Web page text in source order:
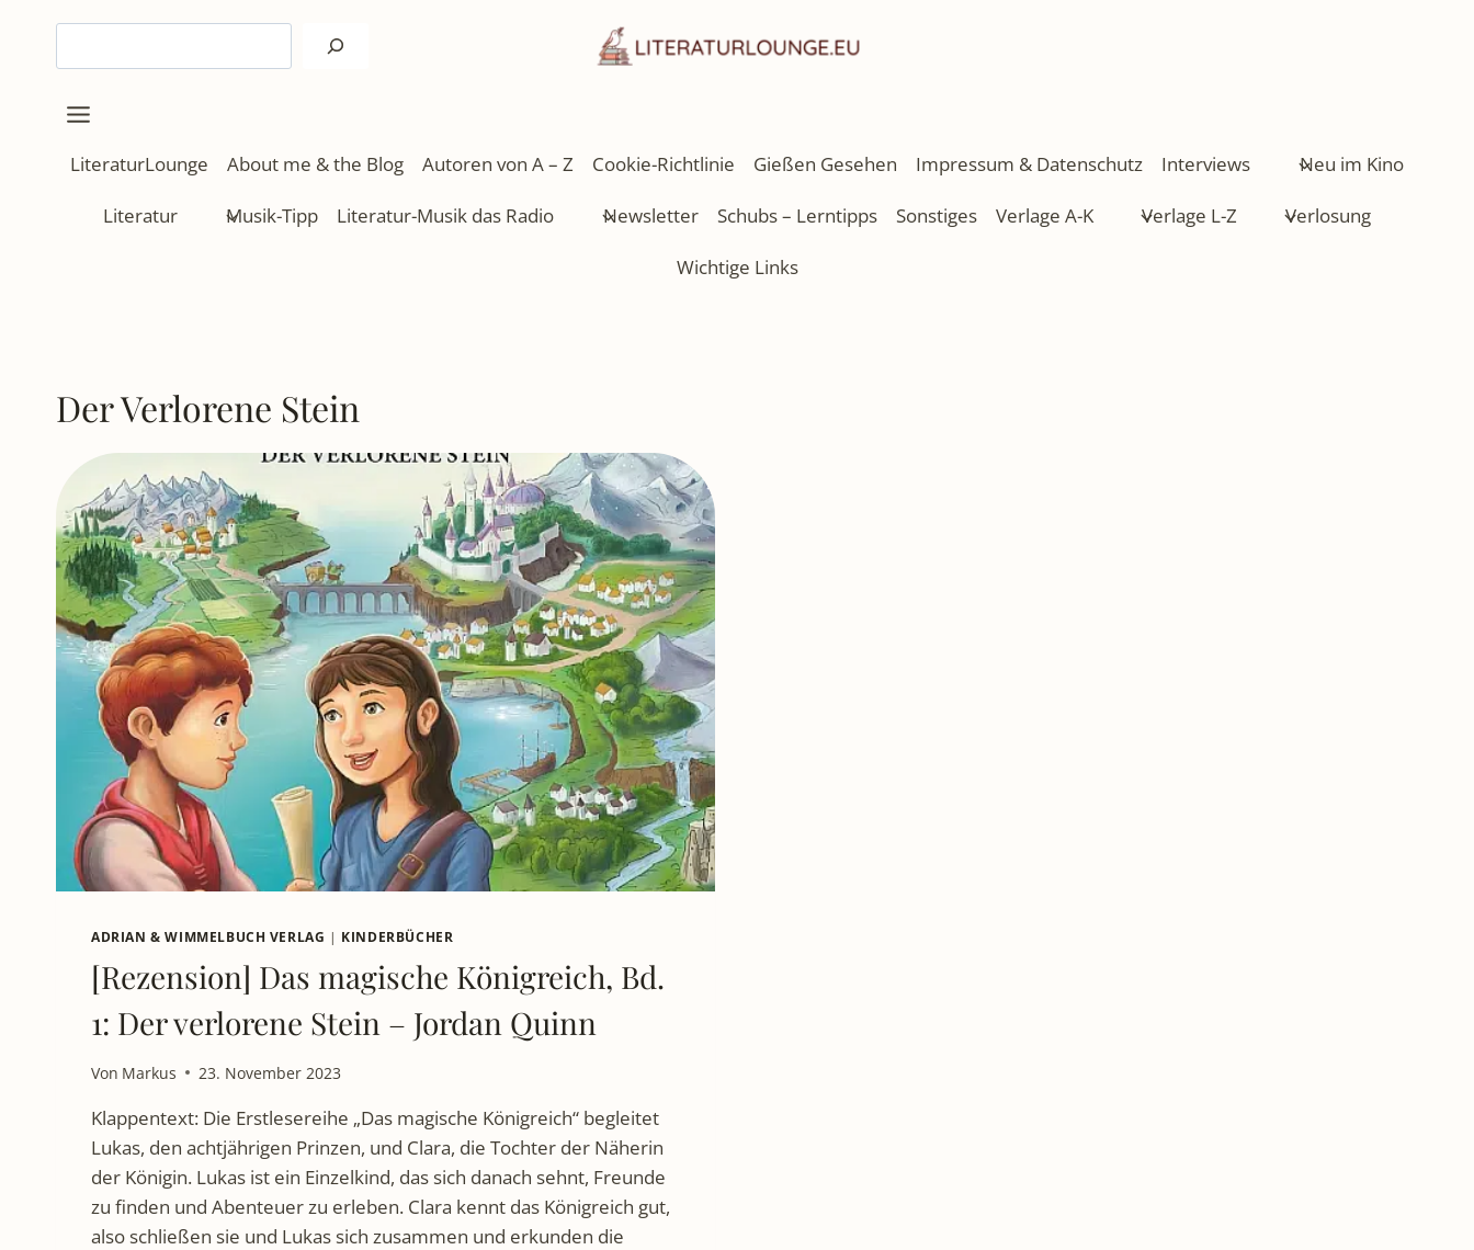
springen
LiteraturLounge About me & the Blog Autoren von A – Z Cookie-Richtlinie Gießen Gesehen Impressum & Datenschutz Interviews Neu im Kino
Literatur Musik-Tipp Literatur-Musik das Radio Newsletter Schubs – Lerntipps Sonstiges Verlage A-K Verlage L-Z Verlosung
Wichtige Links
Der Verlorene Stein
ADRIAN & WIMMELBUCH VERLAG | KINDERBÜCHER
[Rezension] Das magische Königreich, Bd.
1: Der verlorene Stein – Jordan Quinn
Von Markus 23. November 2023
Klappentext: Die Erstlesereihe „Das magische Königreich“ begleitet
Lukas, den achtjährigen Prinzen, und Clara, die Tochter der Näherin
der Königin. Lukas ist ein Einzelkind, das sich danach sehnt, Freunde
zu finden und Abenteuer zu erleben. Clara kennt das Königreich gut,
also schließen sie und Lukas sich zusammen und erkunden die